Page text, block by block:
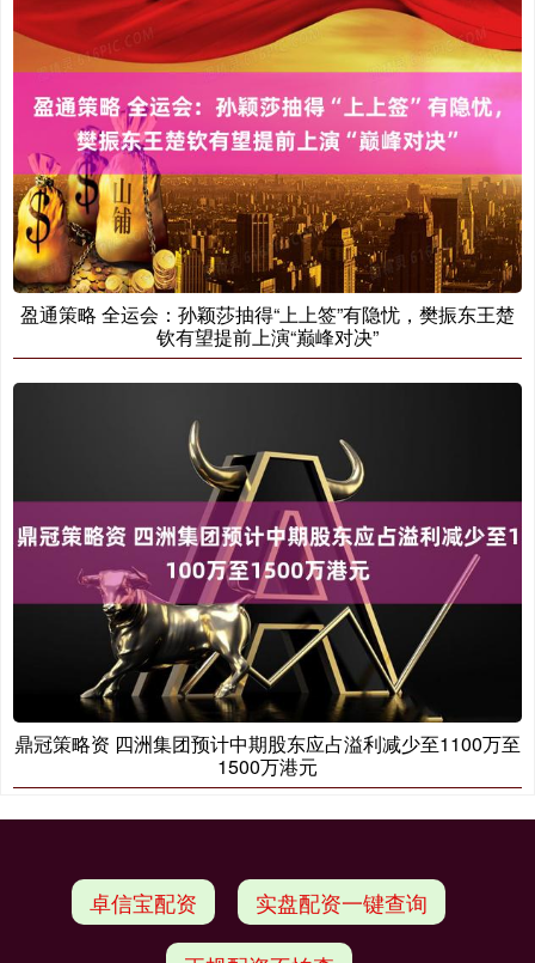
盈通策略 全运会：孙颖莎抽得“上上签”有隐忧，樊振东王楚
钦有望提前上演“巅峰对决”
鼎冠策略资 四洲集团预计中期股东应占溢利减少至1100万至
1500万港元
卓信宝配资 实盘配资一键查询